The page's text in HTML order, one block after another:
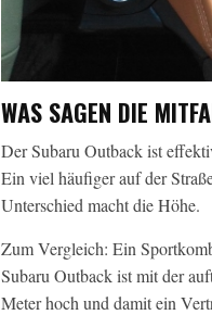
WAS SAGEN DIE
Der Subaru Outback ist
Ein viel häufiger auf der
Unterschied macht die Höhe.
Zum Vergleich: Ein
Subaru Outback ist mit der
Meter hoch und damit ein